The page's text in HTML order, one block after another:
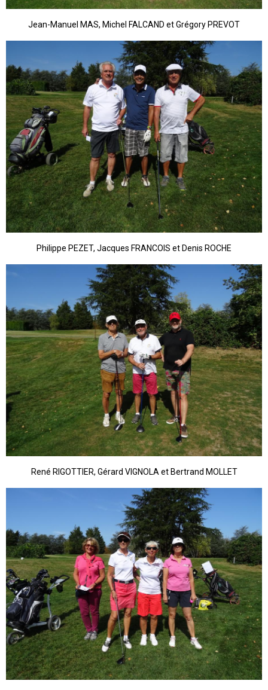
Jean-Manuel MAS, Michel FALCAND et Grégory PREVOT
Philippe PEZET, Jacques FRANCOIS et Denis ROCHE
René RIGOTTIER, Gérard VIGNOLA et Bertrand MOLLET